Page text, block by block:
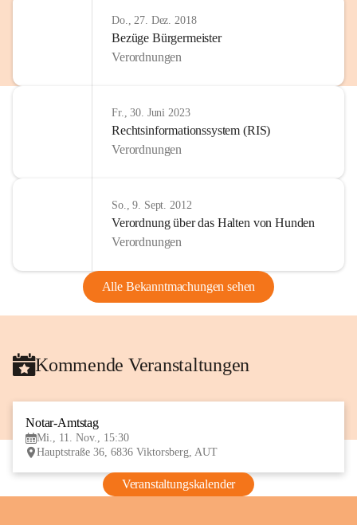
Do., 27. Dez. 2018
Bezüge Bürgermeister
Verordnungen
Fr., 30. Juni 2023
Rechtsinformationssystem (RIS)
Verordnungen
So., 9. Sept. 2012
Verordnung über das Halten von Hunden
Verordnungen
Alle Bekanntmachungen sehen
Kommende Veranstaltungen
Notar-Amtstag
Mi., 11. Nov., 15:30
Hauptstraße 36, 6836 Viktorsberg, AUT
Veranstaltungskalender